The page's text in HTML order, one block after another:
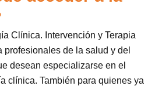
Clínica. Intervención y Terapia
profesionales de la salud y del
desean especializarse en el
clínica. También para quienes ya